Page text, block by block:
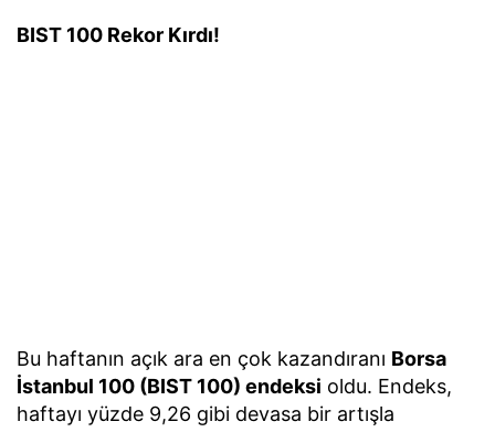
BIST 100 Rekor Kırdı!
Bu haftanın açık ara en çok kazandıranı Borsa
İstanbul 100 (BIST 100) endeksi oldu. Endeks,
haftayı yüzde 9,26 gibi devasa bir artışla